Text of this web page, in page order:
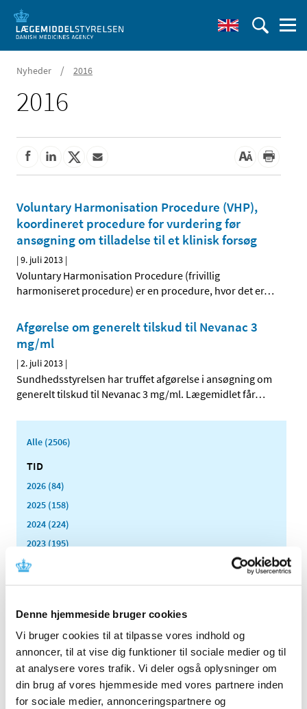
Denne hjemmeside bruger cookies
Vi bruger cookies til at tilpasse vores indhold og
annoncer, til at vise dig funktioner til sociale medier og til
at analysere vores trafik. Vi deler også oplysninger om
din brug af vores hjemmeside med vores partnere inden
for sociale medier, annonceringspartnere og
Nyheder / 2016
2016
Voluntary Harmonisation Procedure (VHP),
koordineret procedure for vurdering før
ansøgning om tilladelse til et klinisk forsøg
|9. juli 2013 |
Voluntary Harmonisation Procedure (frivillig
harmoniseret procedure) er en procedure, hvor det er…
Afgørelse om generelt tilskud til Nevanac 3
mg/ml
|2. juli 2013 |
Sundhedsstyrelsen har truffet afgørelse i ansøgning om
generelt tilskud til Nevanac 3 mg/ml. Lægemidlet får…
Alle (2506)
TID
2026 (84)
2025 (158)
2024 (224)
2023 (195)
2022 (197)
2019 (159)
2018 (150)
2017 (167)
2016 (167)
2015 (33)